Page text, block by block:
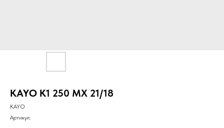
KAYO K1 250 MX 21/18
KAYO
Артикул: